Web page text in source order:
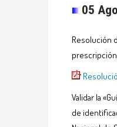
05
Resolución
Validar la
de